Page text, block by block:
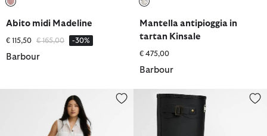
Abito midi Madeline
€ 115,50 Prezzo ridotto da
€ 165,00a -30%
Barbour
Mantella antipioggia in
tartan Kinsale
€ 475,00
Barbour
Gonna midi Melody Stivali Wellington Bede